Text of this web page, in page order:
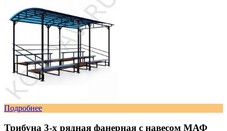
Подробнее
Трибуна 3-х рядная фанерная с навесом МАФ